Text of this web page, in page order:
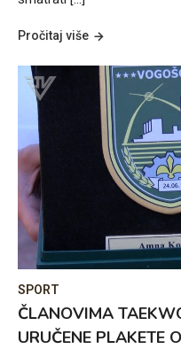
Pročitaj više
SPORT
ČLANOVIMA
URUČENE PLAKETE